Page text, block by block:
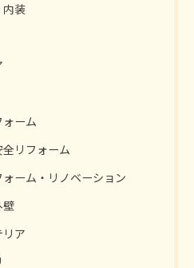
内装
ーム
リフォーム
ーム・リノベーション
壁
ア